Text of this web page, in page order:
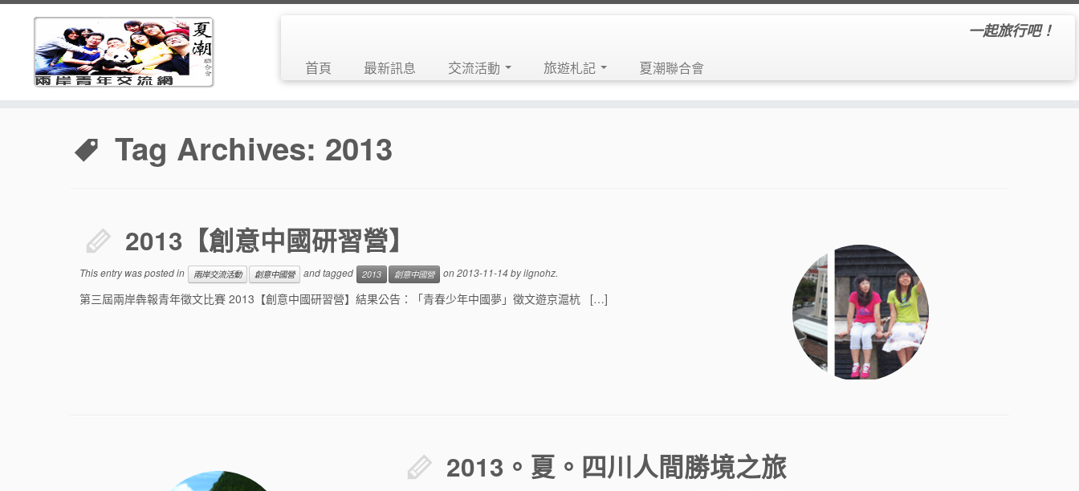
一起旅行吧！
首頁 最新訊息 交流活動 旅遊札記 夏潮聯合會
Tag Archives: 2013
2013【創意中國研習營】
This entry was posted in 兩岸交流活動 創意中國營 and tagged 2013 創意中國營 on2013-11-14byilgnohz.
第三屆兩岸犇報青年徵文比賽 2013【創意中國研習營】結果公告：「青春少年中國夢」徵文遊京滬杭 […]
2013。夏。四川人間勝境之旅